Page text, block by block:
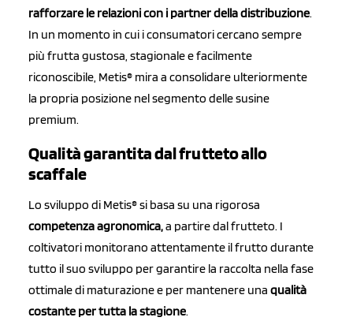
rafforzare le relazioni con i partner della distribuzione.
In un momento in cui i consumatori cercano sempre
più frutta gustosa, stagionale e facilmente
riconoscibile, Metis® mira a consolidare ulteriormente
la propria posizione nel segmento delle susine
premium.
Qualità garantita dal frutteto allo
scaffale
Lo sviluppo di Metis® si basa su una rigorosa
competenza agronomica,a partire dal frutteto. I
coltivatori monitorano attentamente il frutto durante
tutto il suo sviluppo per garantire la raccolta nella fase
ottimale di maturazione e per mantenere una qualità
costante per tutta la stagione.